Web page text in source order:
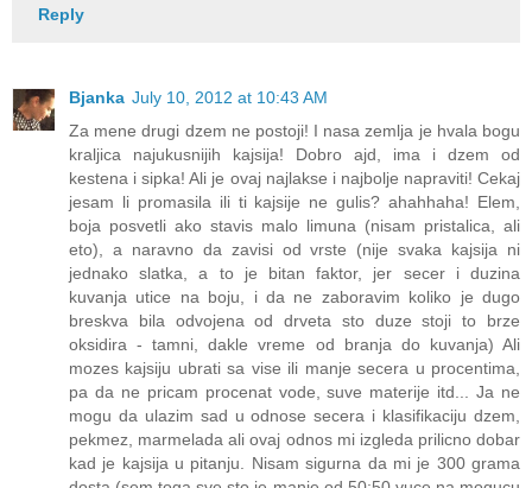
Reply
Bjanka July 10, 2012 at 10:43 AM
Za mene drugi dzem ne postoji! I nasa zemlja je hvala bogu
kraljica najukusnijih kajsija! Dobro ajd, ima i dzem od
kestena i sipka! Ali je ovaj najlakse i najbolje napraviti! Cekaj
jesam li promasila ili ti kajsije ne gulis? ahahhaha! Elem,
boja posvetli ako stavis malo limuna (nisam pristalica, ali
eto), a naravno da zavisi od vrste (nije svaka kajsija ni
jednako slatka, a to je bitan faktor, jer secer i duzina
kuvanja utice na boju, i da ne zaboravim koliko je dugo
breskva bila odvojena od drveta sto duze stoji to brze
oksidira - tamni, dakle vreme od branja do kuvanja) Ali
mozes kajsiju ubrati sa vise ili manje secera u procentima,
pa da ne pricam procenat vode, suve materije itd... Ja ne
mogu da ulazim sad u odnose secera i klasifikaciju dzem,
pekmez, marmelada ali ovaj odnos mi izgleda prilicno dobar
kad je kajsija u pitanju. Nisam sigurna da mi je 300 grama